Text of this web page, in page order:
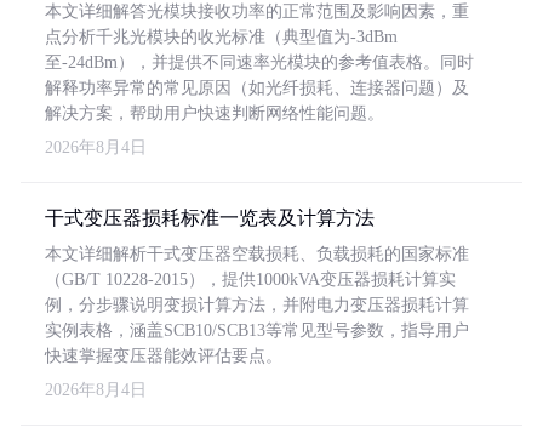
本文详细解答光模块接收功率的正常范围及影响因素，重
点分析千兆光模块的收光标准（典型值为-3dBm
至-24dBm），并提供不同速率光模块的参考值表格。同时
解释功率异常的常见原因（如光纤损耗、连接器问题）及
解决方案，帮助用户快速判断网络性能问题。
2026年8月4日
干式变压器损耗标准一览表及计算方法
本文详细解析干式变压器空载损耗、负载损耗的国家标准
（GB/T 10228-2015），提供1000kVA变压器损耗计算实
例，分步骤说明变损计算方法，并附电力变压器损耗计算
实例表格，涵盖SCB10/SCB13等常见型号参数，指导用户
快速掌握变压器能效评估要点。
2026年8月4日